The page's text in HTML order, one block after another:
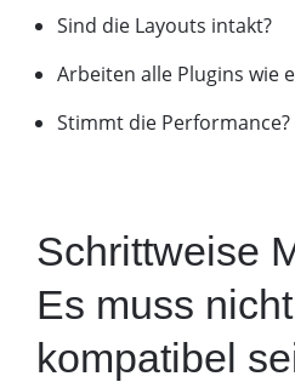
Sind die Layouts intakt?
Arbeiten alle Plugins wie
Stimmt die Performance?
Schrittweise
Es muss
kompatibel